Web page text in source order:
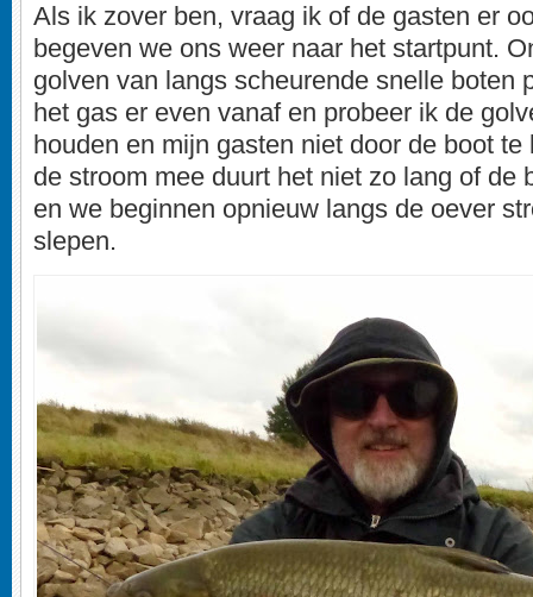
Als ik zover ben, vraag ik of de gasten er
begeven we ons weer naar het startpunt.
golven van langs scheurende snelle boten
het gas er even vanaf en probeer ik de
houden en mijn gasten niet door de boot
de stroom mee duurt het niet zo lang of de
en we beginnen opnieuw langs de oever
slepen.